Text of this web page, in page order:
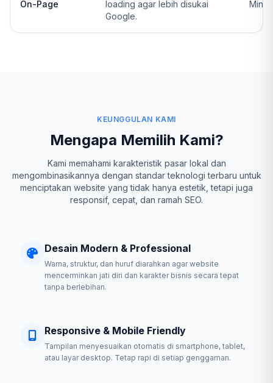
On-Page
loading agar lebih disukai
Google.
KEUNGGULAN KAMI
Mengapa Memilih Kami?
Kami memahami karakteristik pasar lokal dan
mengombinasikannya dengan standar teknologi terbaru untuk
menciptakan website yang tidak hanya estetik, tetapi juga
responsif, cepat, dan ramah SEO.
Desain Modern & Professional
Warna, struktur, dan huruf diarahkan agar website
mencerminkan jati diri dan karakter bisnis secara tepat
tanpa berlebihan.
Responsive & Mobile Friendly
Tampilan menyesuaikan otomatis di smartphone, tablet,
atau layar desktop. Tetap rapi di setiap genggaman.